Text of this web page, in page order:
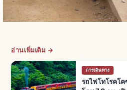
อ่านเพิ่มเติม →
การเดินทาง
รถไฟโทโรคโค